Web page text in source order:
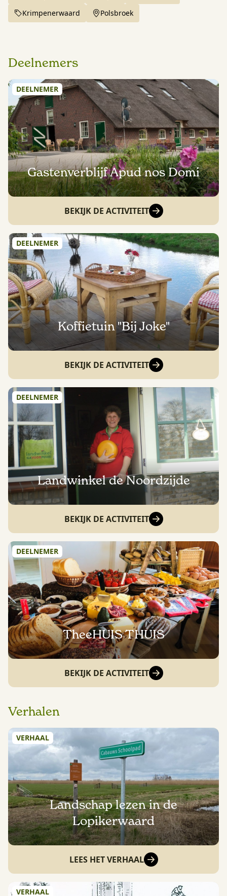
Krimpenerwaard
Polsbroek
Deelnemers
DEELNEMER
Gastenverblijf Apud nos Domi
BEKIJK DE ACTIVITEIT
DEELNEMER
Koffietuin "Bij Joke"
BEKIJK DE ACTIVITEIT
DEELNEMER
Landwinkel de Noordzijde
BEKIJK DE ACTIVITEIT
DEELNEMER
TheeHUIS THUIS
BEKIJK DE ACTIVITEIT
Verhalen
VERHAAL
Landschap lezen in de
Lopikerwaard
LEES HET VERHAAL
VERHAAL